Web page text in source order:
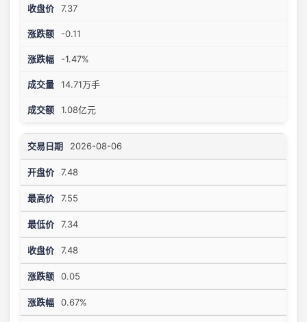
7.37
-0.11
-1.47%
14.71万手
1.08亿元
2026-08-06
7.48
7.55
7.34
7.48
0.05
0.67%